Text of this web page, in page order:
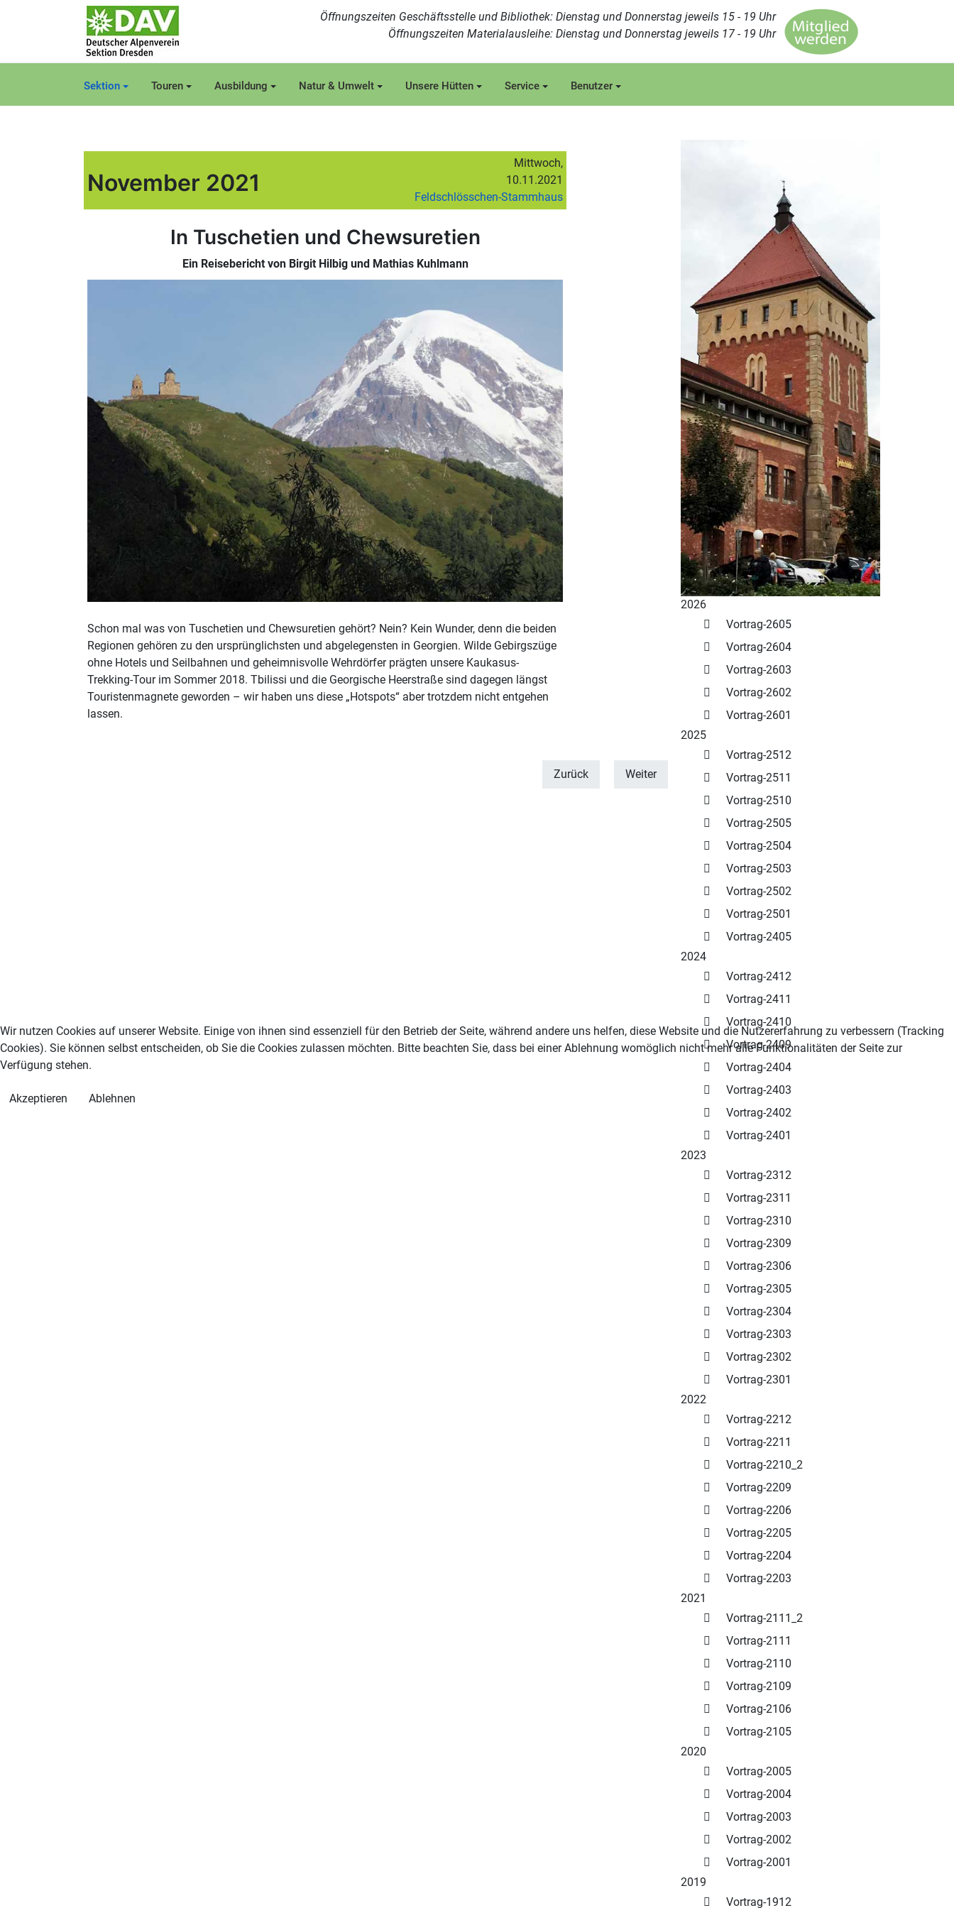
Öffnungszeiten Geschäftsstelle und Bibliothek: Dienstag und Donnerstag jeweils 15 - 19 Uhr
Öffnungszeiten Materialausleihe: Dienstag und Donnerstag jeweils 17 - 19 Uhr
Sektion Touren Ausbildung Natur & Umwelt Unsere Hütten Service Benutzer
November 2021
Mittwoch,
10.11.2021
Feldschlösschen-Stammhaus
In Tuschetien und Chewsuretien
Ein Reisebericht von Birgit Hilbig und Mathias Kuhlmann
Schon mal was von Tuschetien und Chewsuretien gehört? Nein? Kein Wunder, denn die beiden
Regionen gehören zu den ursprünglichsten und abgelegensten in Georgien. Wilde Gebirgszüge
ohne Hotels und Seilbahnen und geheimnisvolle Wehrdörfer prägten unsere Kaukasus-
Trekking-Tour im Sommer 2018. Tbilissi und die Georgische Heerstraße sind dagegen längst
Touristenmagnete geworden – wir haben uns diese „Hotspots“ aber trotzdem nicht entgehen
lassen.
Zurück Weiter
2026
Vortrag-2605
Vortrag-2604
Vortrag-2603
Vortrag-2602
Vortrag-2601
2025
Vortrag-2512
Vortrag-2511
Vortrag-2510
Vortrag-2505
Vortrag-2504
Vortrag-2503
Vortrag-2502
Vortrag-2501
Vortrag-2405
2024
Vortrag-2412
Vortrag-2411
Vortrag-2410
Vortrag-2409
Vortrag-2404
Vortrag-2403
Vortrag-2402
Vortrag-2401
2023
Vortrag-2312
Vortrag-2311
Vortrag-2310
Vortrag-2309
Vortrag-2306
Vortrag-2305
Vortrag-2304
Vortrag-2303
Vortrag-2302
Vortrag-2301
2022
Vortrag-2212
Vortrag-2211
Vortrag-2210_2
Vortrag-2209
Vortrag-2206
Vortrag-2205
Vortrag-2204
Vortrag-2203
2021
Vortrag-2111_2
Vortrag-2111
Vortrag-2110
Vortrag-2109
Vortrag-2106
Vortrag-2105
2020
Vortrag-2005
Vortrag-2004
Vortrag-2003
Vortrag-2002
Vortrag-2001
2019
Vortrag-1912
Wir nutzen Cookies auf unserer Website. Einige von ihnen sind essenziell für den Betrieb der Seite, während andere uns helfen, diese Website und die Nutzererfahrung zu verbessern (Tracking
Cookies). Sie können selbst entscheiden, ob Sie die Cookies zulassen möchten. Bitte beachten Sie, dass bei einer Ablehnung womöglich nicht mehr alle Funktionalitäten der Seite zur
Verfügung stehen.
Akzeptieren Ablehnen